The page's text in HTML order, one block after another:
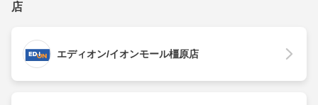
店
エディオン/イオンモール橿原店